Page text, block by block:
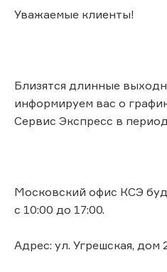
Уважаемые клиенты!
Близятся длинные
информируем вас о
Сервис Экспресс в
Московский офис КСЭ
с 10:00 до 17:00.
Адрес: ул. Угрешская, дом